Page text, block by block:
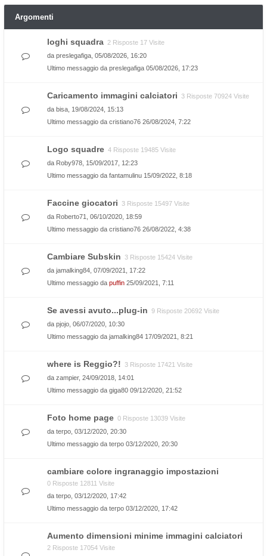
Argomenti
loghi squadra 2 Risposte 17 Visite
da preslegafiga , 05/08/2026, 16:20
Ultimo messaggio da preslegafiga 05/08/2026, 17:23
Caricamento immagini calciatori 3 Risposte 70924 Visite
da bisa , 19/08/2024, 15:13
Ultimo messaggio da cristiano76 26/08/2024, 7:22
Logo squadre 4 Risposte 19485 Visite
da Roby978 , 15/09/2017, 12:23
Ultimo messaggio da fantamulinu 15/09/2022, 8:18
Faccine giocatori 3 Risposte 15497 Visite
da Roberto71
, 06/10/2020, 18:59
Ultimo messaggio da cristiano76 26/08/2022, 4:38
Cambiare Subskin 3 Risposte 15424 Visite
da jamalking84 , 07/09/2021, 17:22
Ultimo messaggio da puffin 25/09/2021, 7:11
Se avessi avuto...plug-in 9 Risposte 20692 Visite
da pjojo , 06/07/2020, 10:30
Ultimo messaggio da jamalking84 17/09/2021, 8:21
where is Reggio?! 3 Risposte 17421 Visite
da zampier, 24/09/2018, 14:01
Ultimo messaggio da giga80 09/12/2020, 21:52
Foto home page 0 Risposte 13039 Visite
da terpo , 03/12/2020, 20:30
Ultimo messaggio da terpo 03/12/2020, 20:30
cambiare colore ingranaggio impostazioni
0 Risposte 12811 Visite
da terpo , 03/12/2020, 17:42
Ultimo messaggio da terpo 03/12/2020, 17:42
Aumento dimensioni minime immagini calciatori
2 Risposte 17054 Visite